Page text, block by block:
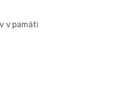
v pamäti